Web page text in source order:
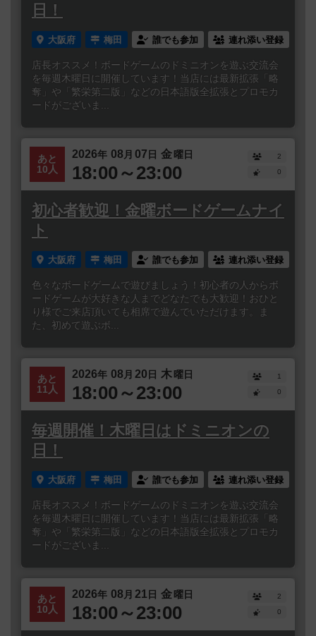
日！
大阪府 梅田 誰でも参加 連れ添い登録
店長オススメ！ボードゲームのドミニオンを遊ぶ交流会
を毎週木曜日に開催しています！当店には最新拡張「略
奪」や「繁栄第二版」などの日本語版全拡張とプロモカ
ードがございま...
あと
10人
2026年 08 月 07日 金曜日
18:00～23:00
2
0
初心者歓迎！金曜ボードゲームナイ
ト
大阪府 梅田 誰でも参加 連れ添い登録
色々なボードゲームで遊びましょう！初心者の人からボ
ードゲームが大好きな人までどなたでも大歓迎！おひと
り様でご来店頂いても相席で遊んでいただけます。ま
た、初めて遊ぶボ...
あと
11人
2026年 08 月 20日 木曜日
18:00～23:00
1
0
毎週開催！木曜日はドミニオンの
日！
大阪府 梅田 誰でも参加 連れ添い登録
店長オススメ！ボードゲームのドミニオンを遊ぶ交流会
を毎週木曜日に開催しています！当店には最新拡張「略
奪」や「繁栄第二版」などの日本語版全拡張とプロモカ
ードがございま...
あと
10人
2026年 08 月 21日 金曜日
18:00～23:00
2
0